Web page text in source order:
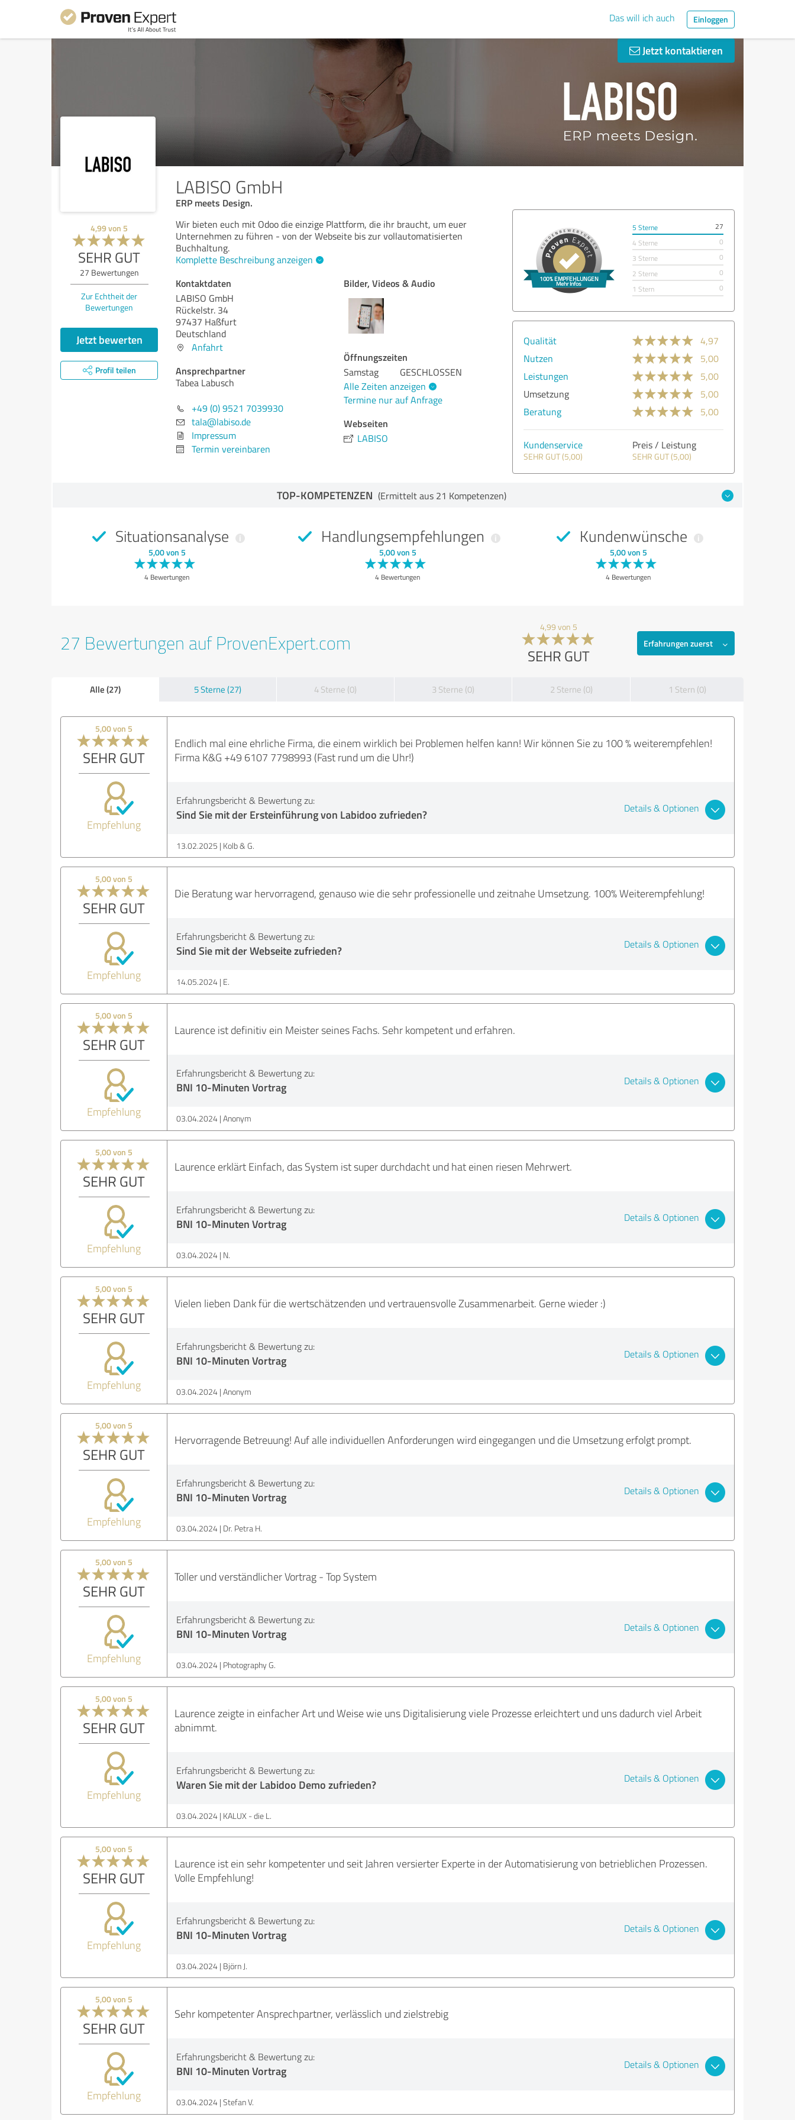
Das will ich auch Einloggen
Jetzt kontaktieren
LABISO GmbH
ERP meets Design.
4,99von 5
SEHR GUT
27 Bewertungen
Zur Echtheit der
Bewertungen
Jetzt bewerten
Profil teilen
Wir bieten euch mit Odoo die einzige Plattform, die ihr braucht, um euer
Unternehmen zu führen - von der Webseite bis zur vollautomatisierten
Buchhaltung.
Komplette Beschreibung anzeigen
Kontaktdaten
LABISO GmbH
Rückelstr. 34
97437 Haßfurt
Deutschland
Anfahrt
Ansprechpartner
Tabea Labusch
+49 (0) 9521 7039930
tala@labiso.de
Impressum
Termin vereinbaren
Bilder, Videos & Audio
Öffnungszeiten
Samstag
GESCHLOSSEN
Alle Zeiten anzeigen
Termine nur auf Anfrage
Webseiten
LABISO
5 Sterne
27
4 Sterne
0
3 Sterne
0
2 Sterne
0
1 Stern
0
Qualität
4,97
Nutzen
5,00
Leistungen
5,00
Umsetzung
5,00
Beratung
5,00
Kundenservice
SEHR GUT (5,00)
Preis / Leistung
SEHR GUT (5,00)
TOP-KOMPETENZEN (Ermittelt aus 21 Kompetenzen)
Situationsanalyse
5,00 von 5
4 Bewertungen
Handlungsempfehlungen
5,00 von 5
4 Bewertungen
Kundenwünsche
5,00 von 5
4 Bewertungen
27 Bewertungen auf ProvenExpert.com
4,99 von 5
SEHR GUT
Erfahrungen zuerst
Alle (27) 5 Sterne (27) 4 Sterne (0) 3 Sterne (0) 2 Sterne (0) 1 Stern (0)
5,00 von 5
SEHR GUT
Empfehlung
Endlich mal eine ehrliche Firma, die einem wirklich bei Problemen helfen kann! Wir können Sie zu 100 % weiterempfehlen!
Firma K&G +49 6107 7798993 (Fast rund um die Uhr!)
Erfahrungsbericht & Bewertung zu:
Sind Sie mit der Ersteinführung von Labidoo zufrieden? Details & Optionen
13.02.2025 Kolb & G.
5,00 von 5
SEHR GUT
Empfehlung
Die Beratung war hervorragend, genauso wie die sehr professionelle und zeitnahe Umsetzung. 100% Weiterempfehlung!
Erfahrungsbericht & Bewertung zu:
Sind Sie mit der Webseite zufrieden? Details & Optionen
14.05.2024 E.
5,00 von 5
SEHR GUT
Empfehlung
Laurence ist definitiv ein Meister seines Fachs. Sehr kompetent und erfahren.
Erfahrungsbericht & Bewertung zu:
BNI 10-Minuten Vortrag Details & Optionen
03.04.2024 Anonym
5,00 von 5
SEHR GUT
Empfehlung
Laurence erklärt Einfach, das System ist super durchdacht und hat einen riesen Mehrwert.
Erfahrungsbericht & Bewertung zu:
BNI 10-Minuten Vortrag Details & Optionen
03.04.2024 N.
5,00 von 5
SEHR GUT
Empfehlung
Vielen lieben Dank für die wertschätzenden und vertrauensvolle Zusammenarbeit. Gerne wieder :)
Erfahrungsbericht & Bewertung zu:
BNI 10-Minuten Vortrag Details & Optionen
03.04.2024 Anonym
5,00 von 5
SEHR GUT
Empfehlung
Hervorragende Betreuung! Auf alle individuellen Anforderungen wird eingegangen und die Umsetzung erfolgt prompt.
Erfahrungsbericht & Bewertung zu:
BNI 10-Minuten Vortrag Details & Optionen
03.04.2024 Dr. Petra H.
5,00 von 5
SEHR GUT
Empfehlung
Toller und verständlicher Vortrag - Top System
Erfahrungsbericht & Bewertung zu:
BNI 10-Minuten Vortrag Details & Optionen
03.04.2024 Photography G.
5,00 von 5
SEHR GUT
Empfehlung
Laurence zeigte in einfacher Art und Weise wie uns Digitalisierung viele Prozesse erleichtert und uns dadurch viel Arbeit
abnimmt.
Erfahrungsbericht & Bewertung zu:
Waren Sie mit der Labidoo Demo zufrieden? Details & Optionen
03.04.2024 KALUX - die L.
5,00 von 5
SEHR GUT
Empfehlung
Laurence ist ein sehr kompetenter und seit Jahren versierter Experte in der Automatisierung von betrieblichen Prozessen.
Volle Empfehlung!
Erfahrungsbericht & Bewertung zu:
BNI 10-Minuten Vortrag Details & Optionen
03.04.2024 Björn J.
5,00 von 5
SEHR GUT
Empfehlung
Sehr kompetenter Ansprechpartner, verlässlich und zielstrebig
Erfahrungsbericht & Bewertung zu:
BNI 10-Minuten Vortrag Details & Optionen
03.04.2024 Stefan V.